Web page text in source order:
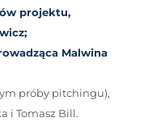
projektu,
Malwina
próby pitchingu),
i Tomasz Bill.